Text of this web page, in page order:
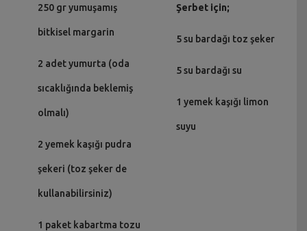
250 gr yumuşamış
bitkisel margarin
2 adet yumurta (oda
sıcaklığında beklemiş
olmalı)
2 yemek kaşığı pudra
şekeri (toz şeker de
kullanabilirsiniz)
1 paket kabartma tozu
Şerbet için;
5 su bardağı toz şeker
5 su bardağı su
1 yemek kaşığı limon
suyu